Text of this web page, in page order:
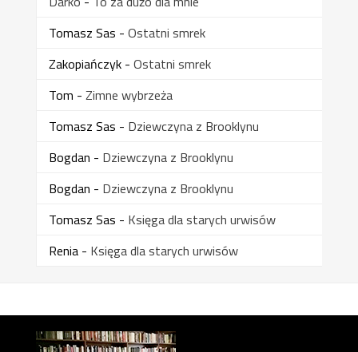
Tomasz Sas - Ostatni smrek
Zakopiańczyk- Ostatni smrek
Tom - Zimne wybrzeża
Tomasz Sas - Dziewczyna z Brooklynu
Bogdan - Dziewczyna z Brooklynu
Bogdan - Dziewczyna z Brooklynu
Tomasz Sas - Księga dla starych urwisów
Renia- Księga dla starych urwisów